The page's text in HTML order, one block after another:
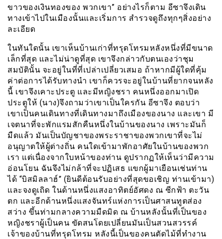
ขาวของเงินทองของ พวกเขา” อย่างไรก็ตาม อีซาจึงเดิน
ทางเข้าไปในเมืองนั้นและเริ่มการ สำรวจดูถึงทุกๆสิ่งอย่าง
ละเอียด
ในทันใดนั้น เขาเห็นบ้านเก่าที่ทรุดโทรมหลังหนึ่งที่มีขนาด
เล็กที่สุด และไม่น่าดูที่สุด เขาจึงกล่าวกับตนเองว่าชุม
สมบัตินั้น จะอยู่ในที่ที่เปล่าเปลี่ยวเสมอ ถ้าหากมีผู้ใดที่คุ้ม
ค่าต่อการได้รับทางนำ เขาก็ควรจะอยู่ในบ้านที่ยากจนหลัง
นี้ เขาจึงเคาะประตู และมีหญิงชรา คนหนึ่งออกมาเปิด
ประตูให้ (นาง)จึงถามว่าเขาเป็นใครกัน อีซาจึง ตอบว่า
เขาเป็นคนเดินทางที่เดินทางมาถึงเมืองของนาง และเขา มี
เจตนาที่จะพักแรมสักคืนหนึ่งในบ้านของนาง เพราะมันก็
มืดแล้ว มันเป็นบัญชาของพระราชาของพวกเขาที่จะไม่
อนุญาตให้ผู้ต่างถิ่น คนใดเข้ามาพักอาศัยในบ้านของพวก
เรา แต่เนื่องจากใบหน้าของท่าน ดูปรากฏให้เห็นว่ามีความ
อ่อนโยน ฉันจึงไม่กล้าที่จะปฏิเสธ แขกผู้มาเยือนเช่นท่าน
ได้ “บิสมิลลาฮ์” (ยินดีต้อนรับอย่างที่สุดขอเชิญ ท่านเข้ามา)
และจงดูเถิด ในด้านหนึ่งแสงอาทิตย์อัศดง ณ ซีกฟ้า ตะวัน
ตก และอีกด้านหนึ่งแสงจันทร์แห่งการเป็นศาสนทูตส่อง
สว่าง ขึ้นท่ามกลางความมืดมิด ณ บ้านหลังนั้นที่เป็นของ
หญิงชราผู้เป็นคน ขัดสนโดยเปลี่ยนมันเป็นสวนสวรรค์
เจ้าของบ้านที่ทรุดโทรม หลังนี้เป็นของคนตัดไม้ที่ทำงาน